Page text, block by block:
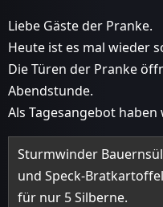
Liebe Gäste der Pranke.
Heute ist es mal wieder
Die Türen der Pranke
Abendstunde.
Als Tagesangebot
Sturmwinder
und Speck-
für nur 5 Silberne.